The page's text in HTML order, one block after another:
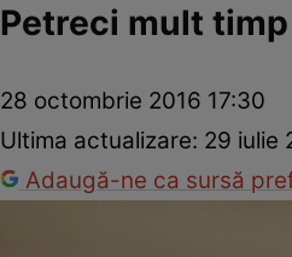
Petreci mult
28 octombrie 2016 17:30
Ultima actualizare: 29 iulie
Adaugă-ne ca sursă